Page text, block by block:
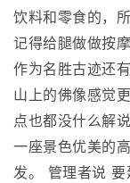
饮料和零食的，
记得给腿做做按
作为名胜古迹还
山上的佛像感觉
点也都没什么解
一座景色优美的
发。 管理者说